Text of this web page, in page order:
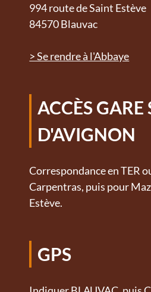
994 route de Saint Estève
84570 Blauvac
> Se rendre à l'Abbaye
ACCÈS GARE
D'AVIGNON
Correspondance en TER
Carpentras, puis pour
Estève.
GPS